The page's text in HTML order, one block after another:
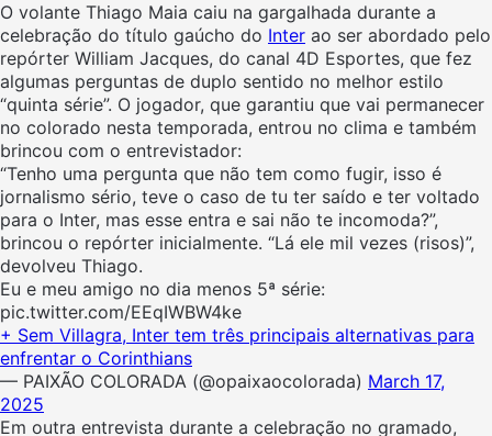
O volante Thiago Maia caiu na gargalhada durante a
celebração do título gaúcho do Inter ao ser abordado pelo
repórter William Jacques, do canal 4D Esportes, que fez
algumas perguntas de duplo sentido no melhor estilo
“quinta série”. O jogador, que garantiu que vai permanecer
no colorado nesta temporada, entrou no clima e também
brincou com o entrevistador:
“Tenho uma pergunta que não tem como fugir, isso é
jornalismo sério, teve o caso de tu ter saído e ter voltado
para o Inter, mas esse entra e sai não te incomoda?”,
brincou o repórter inicialmente. “Lá ele mil vezes (risos)”,
devolveu Thiago.
Eu e meu amigo no dia menos 5ª série:
pic.twitter.com/EEqIWBW4ke
+ Sem Villagra, Inter tem três principais alternativas para
enfrentar o Corinthians
— PAIXÃO COLORADA (@opaixaocolorada) March 17,
2025
Em outra entrevista durante a celebração no gramado,